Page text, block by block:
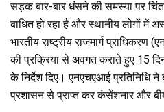
सड़क बार-बार धंसने की समस्या पर
बाधित हो रहा है और स्थानीय लोगों में
भारतीय राष्ट्रीय राजमार्ग
की प्रक्रिया से अवगत कराते हुए 15
के निर्देश दिए। एनएचएआई प्रतिनिधि
प्रशासन से प्राप्त कर कंसेंशनार और